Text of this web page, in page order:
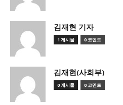
김재현 기자
1 게시물 0 코멘트
김재현(사회부)
0 게시물 0 코멘트